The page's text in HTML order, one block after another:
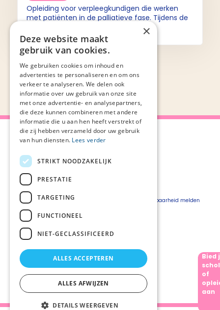
Opleiding voor verpleegkundigen die werken
met patiënten in de palliatieve fase. Tijdens de
opleiding worden kennis, inzichten en
vaardigheden op het gebied van palliatieve zorg
ontwikkeld.
Over Palliaweb
Over PZNL
Pers
Vacatures
Webshop
Privacyverklaring
Beveiligingskwetsbaarheid melden
Bied
of
aan
×
Deze website maakt
gebruik van cookies.
We gebruiken cookies om inhoud en
advertenties te personaliseren en om ons
verkeer te analyseren. We delen ook
informatie over uw gebruik van onze site
met onze advertentie- en analysepartners,
die deze kunnen combineren met andere
informatie die u aan hen heeft verstrekt of
die zij hebben verzameld door uw gebruik
van hun diensten. Lees verder
STRIKT NOODZAKELIJK
PRESTATIE
TARGETING
FUNCTIONEEL
NIET-GECLASSIFICEERD
ALLES ACCEPTEREN
ALLES AFWIJZEN
DETAILS WEERGEVEN